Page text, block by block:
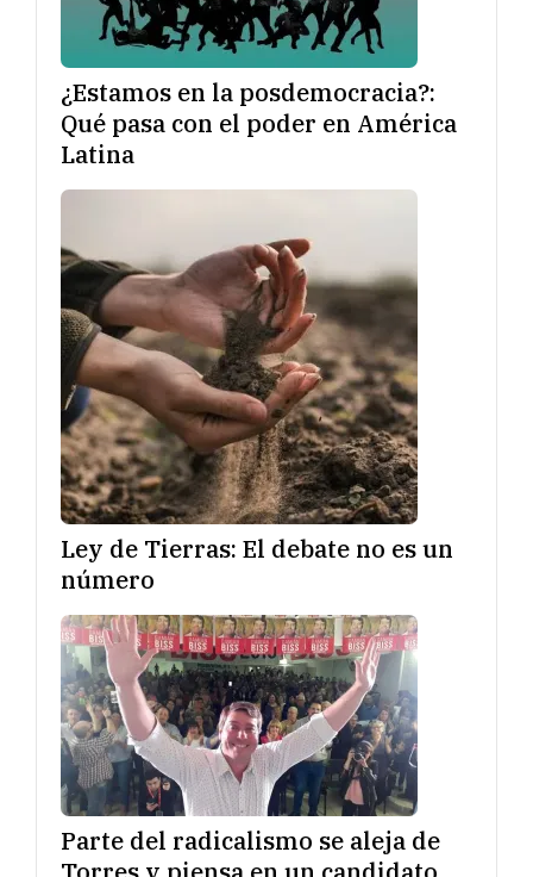
¿Estamos en la posdemocracia?:
Qué pasa con el poder en América
Latina
Ley de Tierras: El debate no es un
número
Parte del radicalismo se aleja de